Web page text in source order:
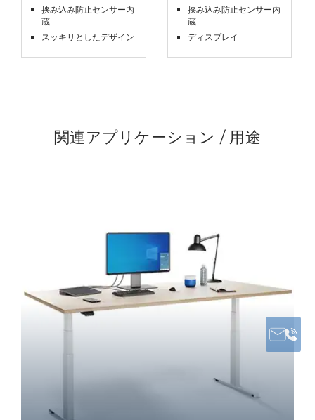
挟み込み防止センサー内
蔵
スッキリとしたデザイン
挟み込み防止センサー内
蔵
ディスプレイ
関連アプリケーション / 用途